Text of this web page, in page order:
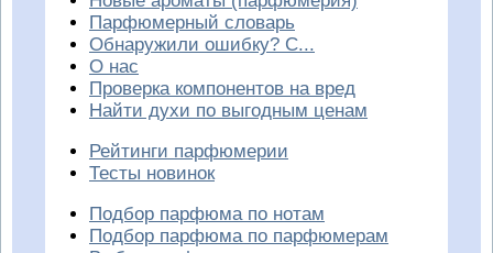
Парфюмерный словарь
Обнаружили ошибку? С...
О нас
Проверка компонентов на вред
Найти духи по выгодным ценам
Рейтинги парфюмерии
Тесты новинок
Подбор парфюма по нотам
Подбор парфюма по парфюмерам